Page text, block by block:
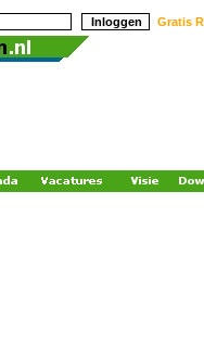
Gratis